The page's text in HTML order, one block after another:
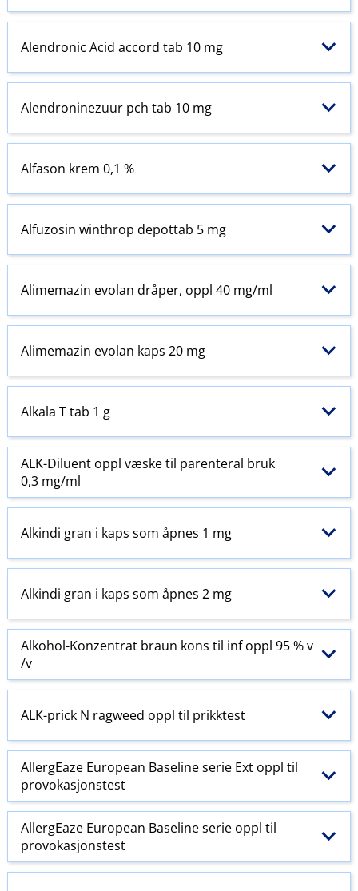
Alendronic Acid accord tab 10 mg
Alendroninezuur pch tab 10 mg
Alfason krem 0,1 %
Alfuzosin winthrop depottab 5 mg
Alimemazin evolan dråper, oppl 40 mg/ml
Alimemazin evolan kaps 20 mg
Alkala T tab 1 g
ALK-Diluent oppl væske til parenteral bruk
0,3 mg/ml
Alkindi gran i kaps som åpnes 1 mg
Alkindi gran i kaps som åpnes 2 mg
Alkohol-Konzentrat braun kons til inf oppl 95 % v​
/​v
ALK-prick N ragweed oppl til prikktest
AllergEaze European Baseline serie Ext oppl til
provokasjonstest
AllergEaze European Baseline serie oppl til
provokasjonstest